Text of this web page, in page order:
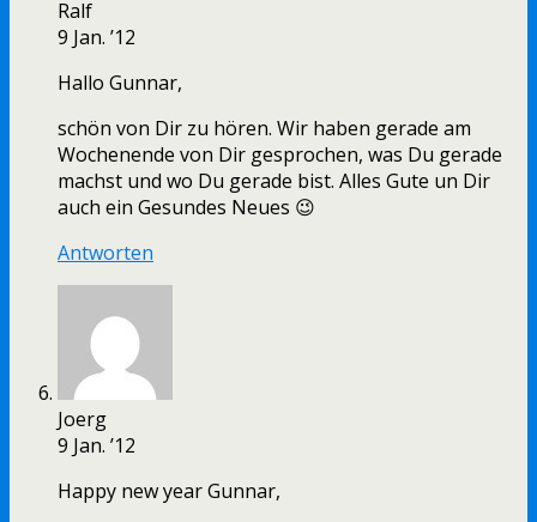
Ralf
9 Jan. ’12
Hallo Gunnar,
schön von Dir zu hören. Wir haben gerade am
Wochenende von Dir gesprochen, was Du gerade
machst und wo Du gerade bist. Alles Gute un Dir
auch ein Gesundes Neues 😉
Antworten
Joerg
9 Jan. ’12
Happy new year Gunnar,